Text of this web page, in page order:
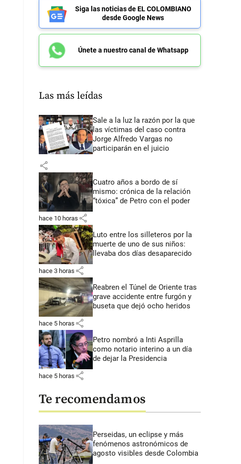
Siga las noticias de EL COLOMBIANO
desde Google News
Únete a nuestro canal de Whatsapp
Las más leídas
Sale a la luz la razón por la que
las víctimas del caso contra
Jorge Alfredo Vargas no
participarán en el juicio
share
Cuatro años a bordo de sí
mismo: crónica de la relación
“tóxica” de Petro con el poder
hace 10 horas share
Luto entre los silleteros por la
muerte de uno de sus niños:
llevaba dos días desaparecido
hace 3 horas share
Reabren el Túnel de Oriente tras
grave accidente entre furgón y
buseta que dejó ocho heridos
hace 5 horas share
Petro nombró a Inti Asprilla
como notario interino a un día
de dejar la Presidencia
hace 5 horas share
Te recomendamos
Perseidas, un eclipse y más
fenómenos astronómicos de
agosto visibles desde Colombia